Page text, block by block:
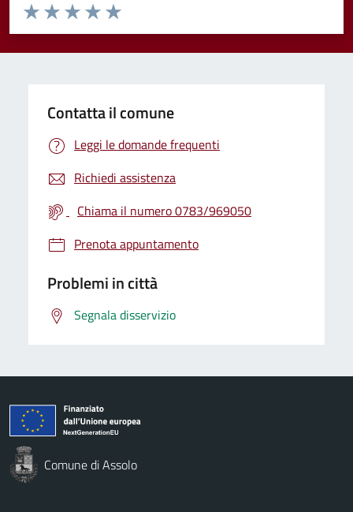
Valuta da 1 a 5 stelle la pagina
Valuta 5 stelle su 5
Valuta 4 stelle su 5
Valuta 3 stelle su 5
Valuta 2 stelle su 5
Valuta 1 stelle su 5
Contatta il comune
Leggi le domande frequenti
Richiedi assistenza
Chiama il numero 0783/969050
Prenota appuntamento
Problemi in città
Segnala disservizio
Comune di Assolo